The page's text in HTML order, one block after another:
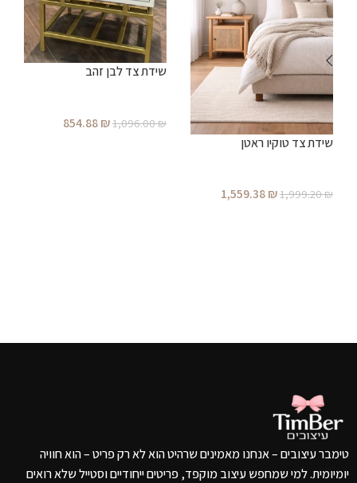
שידת צד טוקיו ראטן
1,999.20₪
1,559.38₪
שידת צד לבן זהב
1,096.00₪
854.88₪
טימבר עיצובים – אנחנו מאמינים שרהיט הוא לא רק פריט – הוא חוויה
יומיומית. למי שמחפש עיצוב מוקפד, פריטים ייחודיים וסטייל שלא רואים